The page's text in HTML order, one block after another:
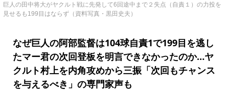
巨人の田中将大がヤクルト戦に先発して6回途中まで２失点（自責１）の力投を
見せるも199目はならず（資料写真・黒田史夫）
なぜ巨人の阿部監督は104球自責1で199目を逃し
たマー君の次回登板を明言できなかったのか…ヤ
クルト村上を内角攻めから三振「次回もチャンス
を与えるべき」の専門家声も